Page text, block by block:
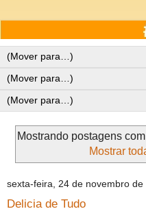
Mostrando postagens
Mostrar
sexta-feira, 24 de novembro de
Delicia de Tudo